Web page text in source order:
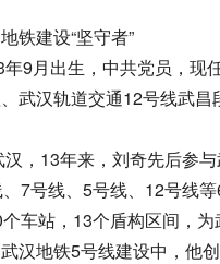
铁建设“坚守者”
9月出生，中共党员，现
武汉轨道交通12号线武昌
，13年来，刘奇先后参
7号线、5号线、12号线
车站，13个盾构区间，为
汉地铁5号线建设中，他